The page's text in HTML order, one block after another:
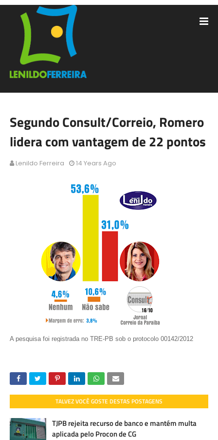
Segundo Consult/Correio, Romero
lidera com vantagem de 22 pontos
Lenildo Ferreira 14 Years Ago
A pesquisa foi registrada no TRE-PB sob o protocolo 00142/2012
TALVEZ VOCÊ GOSTE DESTAS POSTAGENS
TJPB rejeita recurso de banco e mantém multa
aplicada pelo Procon de CG